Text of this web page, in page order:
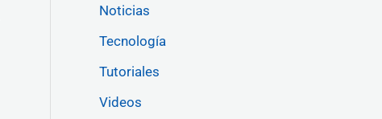
Noticias
Tecnología
Tutoriales
Videos